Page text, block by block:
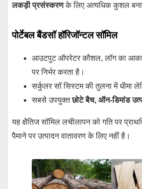
लकड़ी प्रसंस्करणके लिए अत्यधिक कुशल
पोर्टेबल बैंडसॉ हॉरिजॉन्टल सॉमिल
आउटपुट ऑपरेटर कौशल, लॉग का
पर निर्भर करता है।
सर्कुलर सॉ सिस्टम की तुलना में धीमा
सबसे उपयुक्तछोटे बैच, ऑन-डिमांड
यह क्षैतिज सॉमिल लचीलापन को गति पर
पैमाने पर उत्पादन वातावरण के लिए नहीं है।